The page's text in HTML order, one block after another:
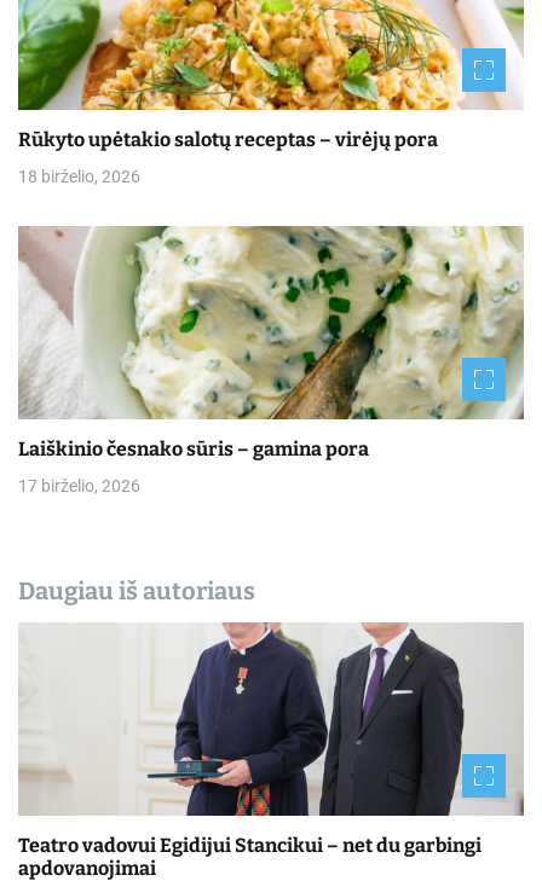
Rūkyto upėtakio salotų receptas – virėjų pora
18 birželio, 2026
Laiškinio česnako sūris – gamina pora
17 birželio, 2026
Daugiau iš autoriaus
Teatro vadovui Egidijui Stancikui – net du garbingi
apdovanojimai